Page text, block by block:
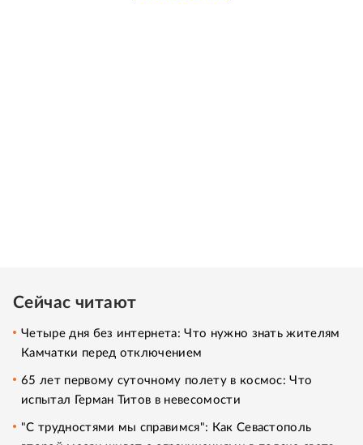
Сейчас читают
Четыре дня без интернета: Что нужно знать жителям
Камчатки перед отключением
65 лет первому суточному полету в космос: Что
испытал Герман Титов в невесомости
"С трудностями мы справимся": Как Севастополь